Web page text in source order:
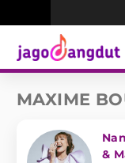
MAXIME
&